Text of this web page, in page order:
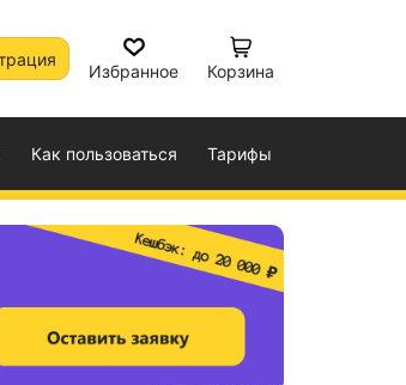
Избранное Корзина
Как пользоваться Тарифы